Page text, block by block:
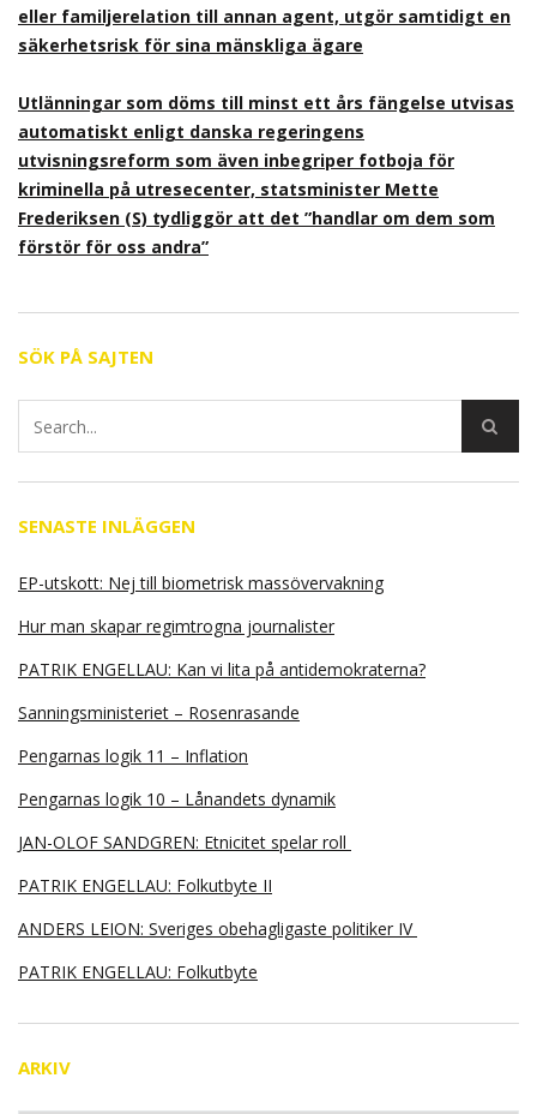
eller familjerelation till annan agent, utgör samtidigt en
säkerhetsrisk för sina mänskliga ägare
Utlänningar som döms till minst ett års fängelse utvisas
automatiskt enligt danska regeringens
utvisningsreform som även inbegriper fotboja för
kriminella på utresecenter, statsminister Mette
Frederiksen (S) tydliggör att det ”handlar om dem som
förstör för oss andra”
SÖK PÅ SAJTEN
SENASTE INLÄGGEN
EP-utskott: Nej till biometrisk massövervakning
Hur man skapar regimtrogna journalister
PATRIK ENGELLAU: Kan vi lita på antidemokraterna?
Sanningsministeriet – Rosenrasande
Pengarnas logik 11 – Inflation
Pengarnas logik 10 – Lånandets dynamik
JAN-OLOF SANDGREN: Etnicitet spelar roll
PATRIK ENGELLAU: Folkutbyte II
ANDERS LEION: Sveriges obehagligaste politiker IV
PATRIK ENGELLAU: Folkutbyte
ARKIV